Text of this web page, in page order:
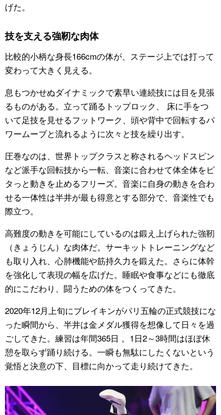
げた。
技を支える強靭な肉体
比較的小柄な身長166cmの体が、ステージ上では打って
変わって大きく見える。
息もつかせぬダイナミックで素早い連続技には目を見張
るものがある。立って踊るトップロック、 床に手をつ
いて足技を見せるフットワーク、頭や背中で回転するパ
ワームーブと流れるように次々と技を繰り出す。
圧巻なのは、世界トップクラスと称されるヘッドスピン
など派手な回転技から一転、音楽に合わせて体全体をピ
タっと動きを止めるフリーズ。音楽に自身の動きを合わ
せる一体性は半井が最も得意とする部分で、音楽性でも
際立つ。
高難度の動きを可能にしているのは鍛え上げられた強靭
（きょうじん）な肉体だ。サーキットトレーニングなど
も取り入れ、心肺機能や筋持久力を鍛えた。さらに体幹
を強化して表現の幅を広げた。睡眠や食事などにも徹底
的にこだわり、闘うための体をつくってきた。
2020年12月上旬にブレイキンがパリ五輪の正式競技にな
った瞬間から、半井は金メダル獲得を想像して日々を過
ごしてきた。練習は年間365日 。1日2～3時間はほぼ休
憩を取らず踊り続ける。一瞬も無駄にしたくないという
覚悟と決意の下、目標に向かって走り続けてきた。